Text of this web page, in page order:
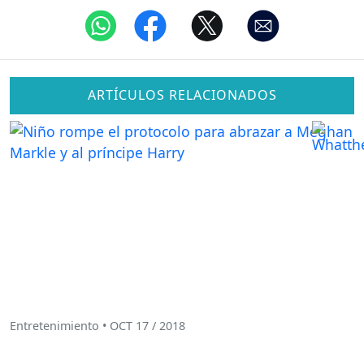
ARTÍCULOS RELACIONADOS
Entretenimiento • OCT 17 / 2018